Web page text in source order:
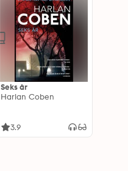
Seks år
Harlan Coben
3.9